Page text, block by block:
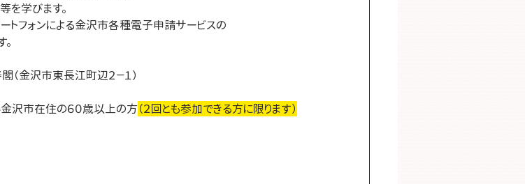
を学びます。
ートフォンによる金沢市各種電子申請サービスの
閣（金沢市東長江町辺２－１）
ない金沢市在住の６０歳以上の方（２回とも参加できる方に限ります）